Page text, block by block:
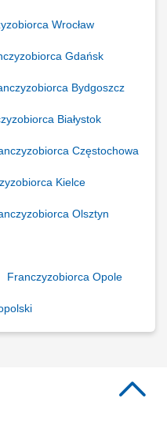
Wrocław
Gdańsk
Bydgoszcz
Białystok
Częstochowa
Kielce
Olsztyn
Franczyzobiorca Opole